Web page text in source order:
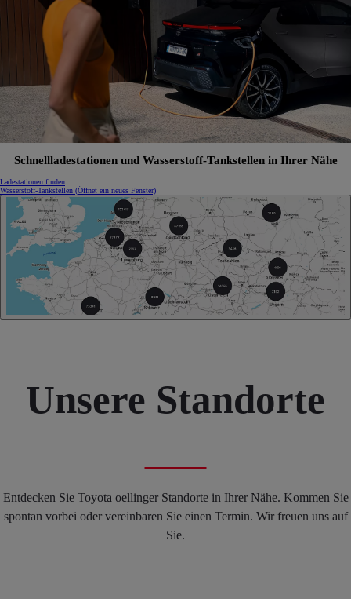
Schnellladestationen und Wasserstoff-Tankstellen in Ihrer Nähe
Ladestationen finden
Wasserstoff-Tankstellen (Öffnet ein neues Fenster)
Unsere Standorte
Entdecken Sie Toyota oellinger Standorte in Ihrer Nähe. Kommen Sie
spontan vorbei oder vereinbaren Sie einen Termin. Wir freuen uns auf
Sie.